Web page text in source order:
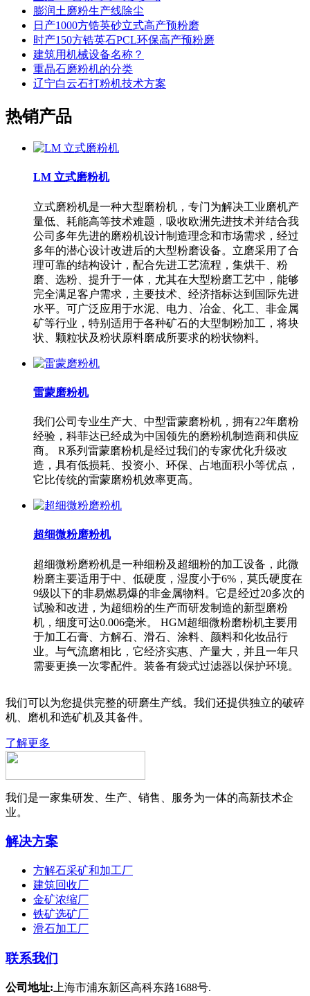
膨润土磨粉生产线除尘
日产1000方锆英砂立式高产预粉磨
时产150方锆英石PCL环保高产预粉磨
建筑用机械设备名称？
重晶石磨粉机的分类
辽宁白云石打粉机技术方案
热销产品
LM 立式磨粉机
立式磨粉机是一种大型磨粉机，专门为解决工业磨机产
量低、耗能高等技术难题，吸收欧洲先进技术并结合我
公司多年先进的磨粉机设计制造理念和市场需求，经过
多年的潜心设计改进后的大型粉磨设备。立磨采用了合
理可靠的结构设计，配合先进工艺流程，集烘干、粉
磨、选粉、提升于一体，尤其在大型粉磨工艺中，能够
完全满足客户需求，主要技术、经济指标达到国际先进
水平。可广泛应用于水泥、电力、冶金、化工、非金属
矿等行业，特别适用于各种矿石的大型制粉加工，将块
状、颗粒状及粉状原料磨成所要求的粉状物料。
雷蒙磨粉机
我们公司专业生产大、中型雷蒙磨粉机，拥有22年磨粉
经验，科菲达已经成为中国领先的磨粉机制造商和供应
商。 R系列雷蒙磨粉机是经过我们的专家优化升级改
造，具有低损耗、投资小、环保、占地面积小等优点，
它比传统的雷蒙磨粉机效率更高。
超细微粉磨粉机
超细微粉磨粉机是一种细粉及超细粉的加工设备，此微
粉磨主要适用于中、低硬度，湿度小于6%，莫氏硬度在
9级以下的非易燃易爆的非金属物料。它是经过20多次的
试验和改进，为超细粉的生产而研发制造的新型磨粉
机，细度可达0.006毫米。 HGM超细微粉磨粉机主要用
于加工石膏、方解石、滑石、涂料、颜料和化妆品行
业。与气流磨相比，它经济实惠、产量大，并且一年只
需要更换一次零配件。装备有袋式过滤器以保护环境。
我们可以为您提供完整的研磨生产线。我们还提供独立的破碎
机、磨机和选矿机及其备件。
了解更多
我们是一家集研发、生产、销售、服务为一体的高新技术企
业。
解决方案
方解石采矿和加工厂
建筑回收厂
金矿浓缩厂
铁矿选矿厂
滑石加工厂
联系我们
公司地址: 上海市浦东新区高科东路1688号.